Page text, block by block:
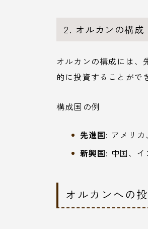
2. オルカンの構成
オルカンの構成には、
的に投資することがで
構成国の例
先進国: アメリカ
新興国: 中国、イ
オルカンへの